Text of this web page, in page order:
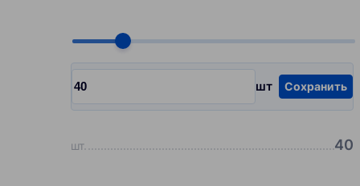
Choose quantity, pcs
шт
Input quantity, pcs Сохранить
шт 40